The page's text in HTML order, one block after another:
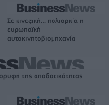
Σε κινεζική… πολιορκία η
ευρωπαϊκή
αυτοκινητοβιομηχανία
της αποδοτικότητας